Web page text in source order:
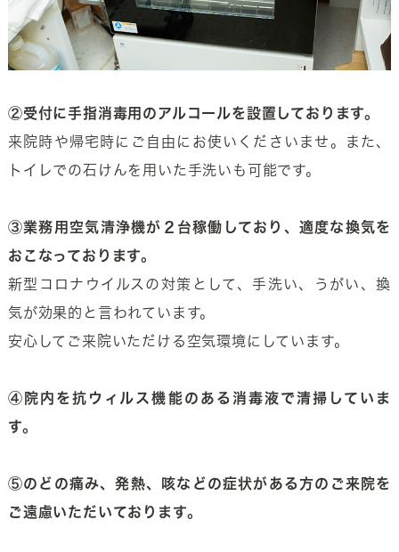
②受付に手指消毒用のアルコールを設置しております。
来院時や帰宅時にご自由にお使いくださいませ。また、
トイレでの石けんを用いた手洗いも可能です。
③業務用空気清浄機が２台稼働しており、適度な換気を
おこなっております。
新型コロナウイルスの対策として、手洗い、うがい、換
気が効果的と言われています。
安心してご来院いただける空気環境にしています。
④院内を抗ウィルス機能のある消毒液で清掃していま
す。
⑤のどの痛み、発熱、咳などの症状がある方のご来院を
ご遠慮いただいております。